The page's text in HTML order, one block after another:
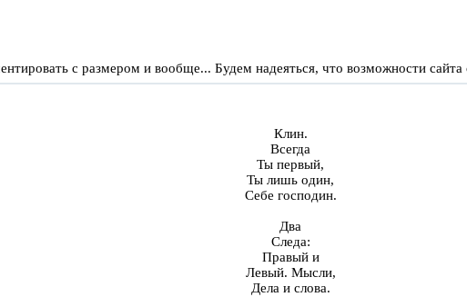
с размером и вообще... Будем надеяться, что возможности сайта
Клин.
Всегда
Ты первый,
Ты лишь один,
Себе господин.
Два
Следа:
Правый и
Левый. Мысли,
Дела и слова.